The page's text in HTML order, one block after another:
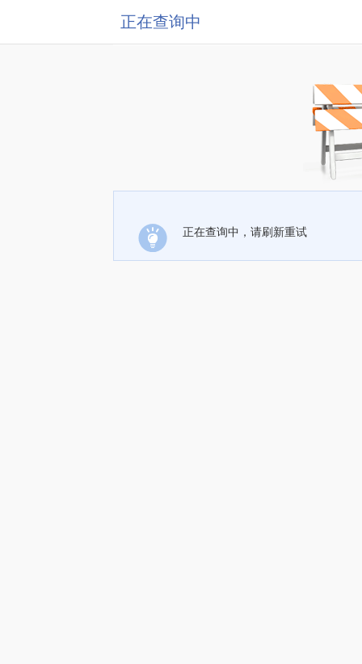
正在查询中
正在查询中，请刷新重试